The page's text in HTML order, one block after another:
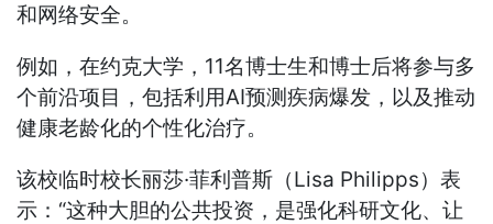
和网络安全。
例如，在约克大学，11名博士生和博士后将参与多
个前沿项目，包括利用AI预测疾病爆发，以及推动
健康老龄化的个性化治疗。
该校临时校长丽莎·菲利普斯（Lisa Philipps）表
示：“这种大胆的公共投资，是强化科研文化、让